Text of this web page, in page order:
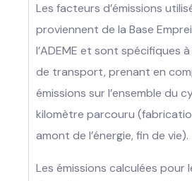
Les facteurs d’émissions
proviennent de la Base
l’ADEME et sont spécifiques
de transport, prenant en
émissions sur l’ensemble du
kilomètre parcouru
amont de l’énergie, fin de vie).
Les émissions calculées pour